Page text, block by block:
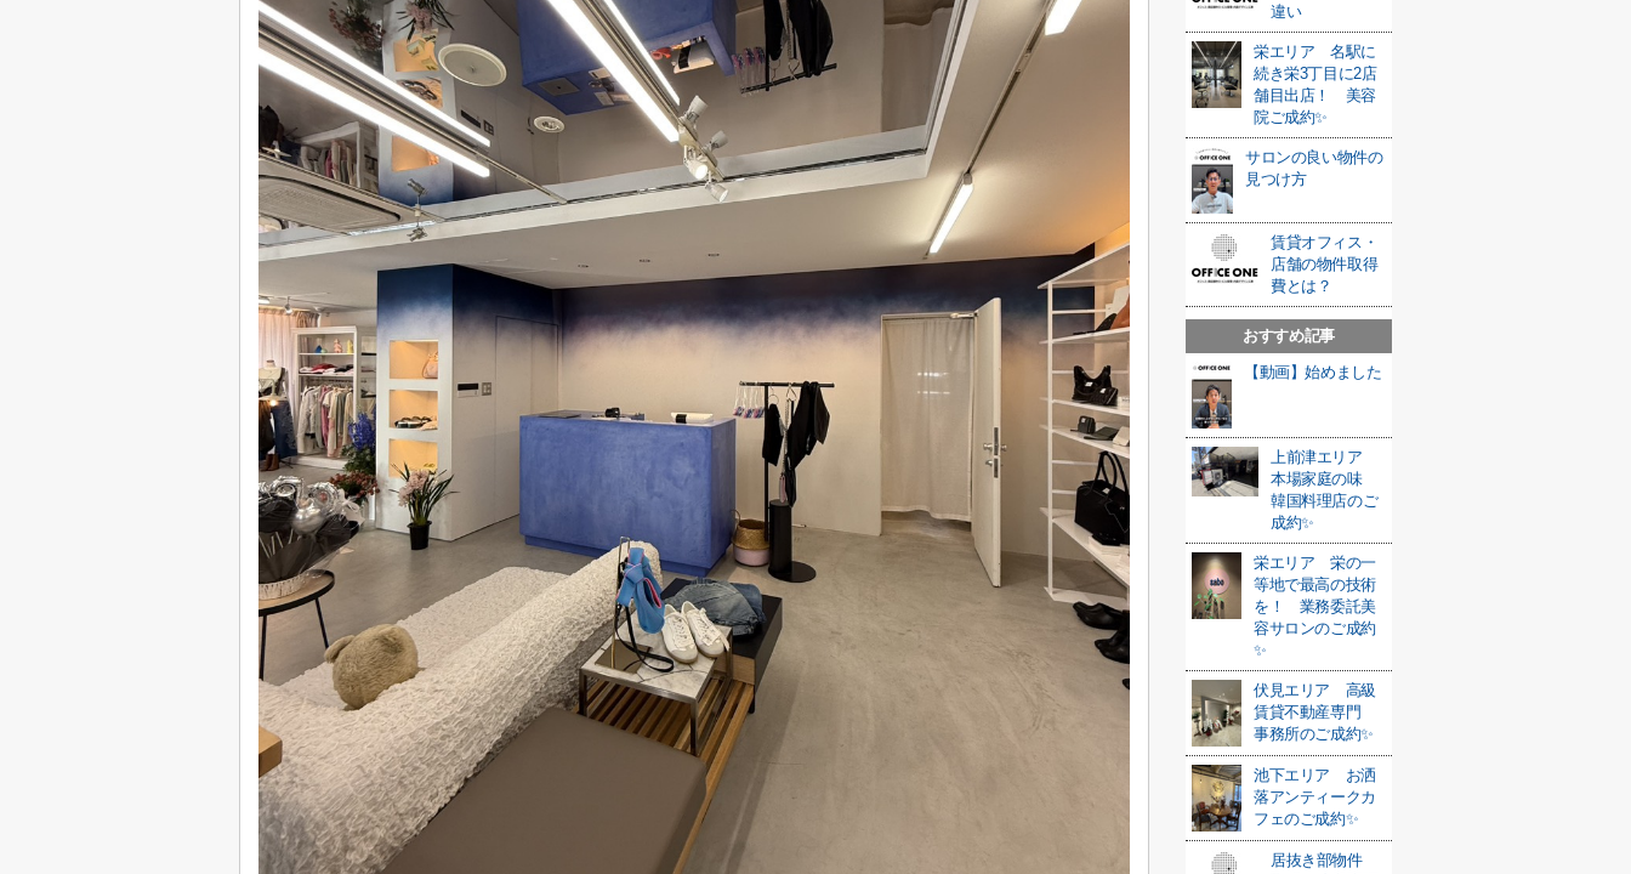
違い
栄エリア 名駅に
続き栄3丁目に2店
舗目出店！ 美容
院ご成約✨
サロンの良い物件の
見つけ方
賃貸オフィス・
店舗の物件取得
費とは？
おすすめ記事
【動画】始めました
上前津エリア
本場家庭の味
韓国料理店のご
成約✨
栄エリア 栄の一
等地で最高の技術
を！ 業務委託美
容サロンのご成約
✨
伏見エリア 高級
賃貸不動産専門
事務所のご成約✨
池下エリア お洒
落アンティークカ
フェのご成約✨
居抜き部物件